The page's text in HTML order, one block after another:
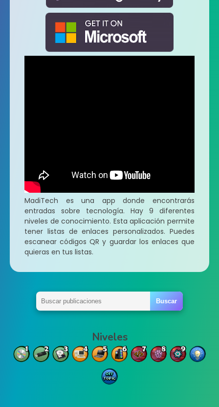
MadiTech es una app donde encontrarás
entradas sobre tecnología. Hay 9 diferentes
niveles de conocimiento. Esta aplicación permite
tener listas de enlaces personalizados. Puedes
escanear códigos QR y guardar los enlaces que
quieras en tus listas.
Niveles